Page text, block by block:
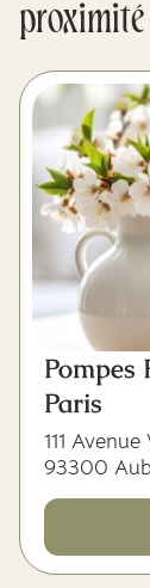
proximité
Pompes
Paris
111
93300